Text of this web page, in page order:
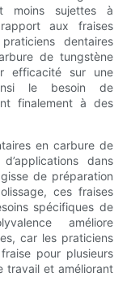
moins sujettes à
aux fraises
dentaires
de tungstène
efficacité sur une
le besoin de
finalement à des
en carbure de
dans
de préparation
ces fraises
spécifiques de
améliore
car les praticiens
pour plusieurs
travail et améliorant